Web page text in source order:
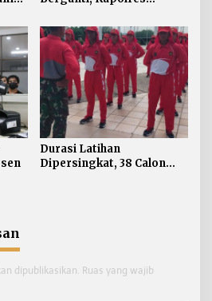
Personel
Durasi Latihan
Dipersingkat, 38 Calon
dipublikasikan. Ruas yang wajib